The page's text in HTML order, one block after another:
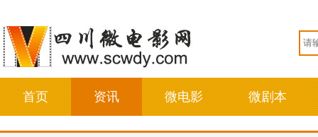
首页 资讯 微电影 微剧本